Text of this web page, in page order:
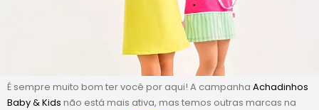
É sempre muito bom ter você por aqui! A campanha Achadinhos
Baby & Kids não está mais ativa, mas temos outras marcas na